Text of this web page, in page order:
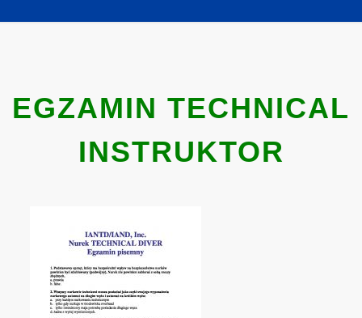
EGZAMIN TECHNICAL
INSTRUKTOR